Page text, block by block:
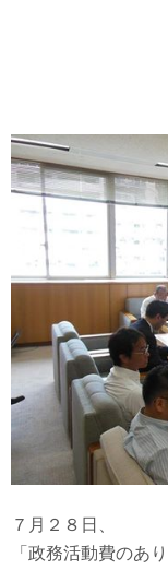
７月２８日、
「政務活動費のあ